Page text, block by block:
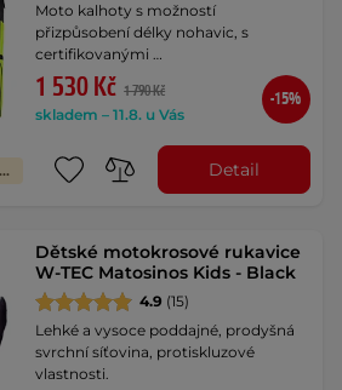
Výměna velikosti zdarma
Moto kalhoty s možností
přizpůsobení délky nohavic, s
certifikovanými …
1 530 Kč 1 790 Kč
skladem – 11.8. u Vás
-15%
Detail
Dětské motokrosové rukavice
W-TEC Matosinos Kids - Black
4.9 (15)
Lehké a vysoce poddajné, prodyšná
svrchní síťovina, protiskluzové
vlastnosti.